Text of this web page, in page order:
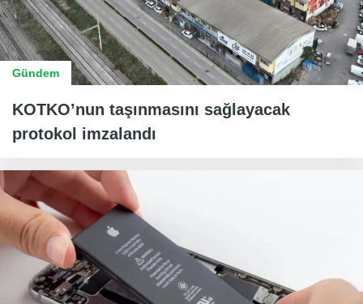
Gündem
KOTKO’nun taşınmasını sağlayacak
protokol imzalandı